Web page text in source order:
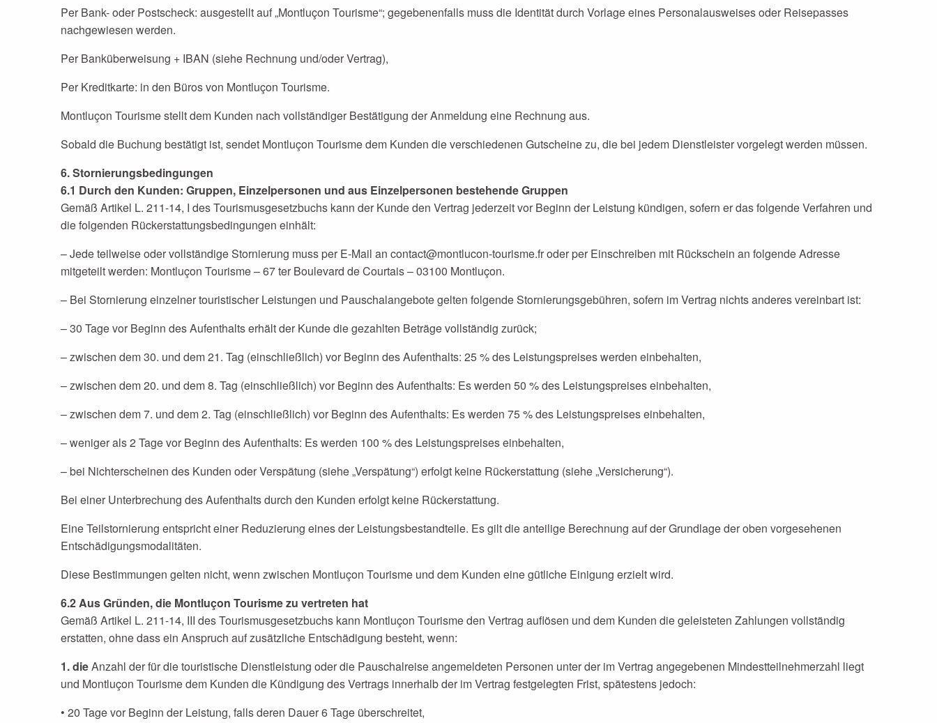
Per Bank- oder Postscheck: ausgestellt auf „Montluçon Tourisme“; gegebenenfalls muss die Identität durch Vorlage eines Personalausweises oder Reisepasses
nachgewiesen werden.
Per Banküberweisung + IBAN (siehe Rechnung und/oder Vertrag),
Per Kreditkarte: in den Büros von Montluçon Tourisme.
Montluçon Tourisme stellt dem Kunden nach vollständiger Bestätigung der Anmeldung eine Rechnung aus.
Sobald die Buchung bestätigt ist, sendet Montluçon Tourisme dem Kunden die verschiedenen Gutscheine zu, die bei jedem Dienstleister vorgelegt werden müssen.
6. Stornierungsbedingungen
6.1 Durch den Kunden: Gruppen, Einzelpersonen und aus Einzelpersonen bestehende Gruppen
Gemäß Artikel L. 211-14, I des Tourismusgesetzbuchs kann der Kunde den Vertrag jederzeit vor Beginn der Leistung kündigen, sofern er das folgende Verfahren und
die folgenden Rückerstattungsbedingungen einhält:
– Jede teilweise oder vollständige Stornierung muss per E-Mail an contact@montlucon-tourisme.fr oder per Einschreiben mit Rückschein an folgende Adresse
mitgeteilt werden: Montluçon Tourisme – 67 ter Boulevard de Courtais – 03100 Montluçon.
– Bei Stornierung einzelner touristischer Leistungen und Pauschalangebote gelten folgende Stornierungsgebühren, sofern im Vertrag nichts anderes vereinbart ist:
– 30 Tage vor Beginn des Aufenthalts erhält der Kunde die gezahlten Beträge vollständig zurück;
– zwischen dem 30. und dem 21. Tag (einschließlich) vor Beginn des Aufenthalts: 25 % des Leistungspreises werden einbehalten,
– zwischen dem 20. und dem 8. Tag (einschließlich) vor Beginn des Aufenthalts: Es werden 50 % des Leistungspreises einbehalten,
– zwischen dem 7. und dem 2. Tag (einschließlich) vor Beginn des Aufenthalts: Es werden 75 % des Leistungspreises einbehalten,
– weniger als 2 Tage vor Beginn des Aufenthalts: Es werden 100 % des Leistungspreises einbehalten,
– bei Nichterscheinen des Kunden oder Verspätung (siehe „Verspätung“) erfolgt keine Rückerstattung (siehe „Versicherung“).
Bei einer Unterbrechung des Aufenthalts durch den Kunden erfolgt keine Rückerstattung.
Eine Teilstornierung entspricht einer Reduzierung eines der Leistungsbestandteile. Es gilt die anteilige Berechnung auf der Grundlage der oben vorgesehenen
Entschädigungsmodalitäten.
Diese Bestimmungen gelten nicht, wenn zwischen Montluçon Tourisme und dem Kunden eine gütliche Einigung erzielt wird.
6.2 Aus Gründen, die Montluçon Tourisme zu vertreten hat
Gemäß Artikel L. 211-14, III des Tourismusgesetzbuchs kann Montluçon Tourisme den Vertrag auflösen und dem Kunden die geleisteten Zahlungen vollständig
erstatten, ohne dass ein Anspruch auf zusätzliche Entschädigung besteht, wenn:
1. dieAnzahl der für die touristische Dienstleistung oder die Pauschalreise angemeldeten Personen unter der im Vertrag angegebenen Mindestteilnehmerzahl liegt
und Montluçon Tourisme dem Kunden die Kündigung des Vertrags innerhalb der im Vertrag festgelegten Frist, spätestens jedoch:
• 20 Tage vor Beginn der Leistung, falls deren Dauer 6 Tage überschreitet,